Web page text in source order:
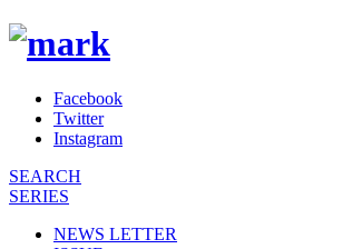
Facebook
Twitter
Instagram
SEARCH
SERIES
NEWS LETTER